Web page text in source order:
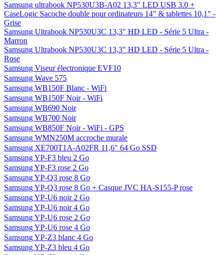
Samsung ultrabook NP530U3B-A02 13,3" LED USB 3.0 +
CaseLogic Sacoche double pour ordinateurs 14" & tablettes 10,1" -
Grise
Samsung Ultrabook NP530U3C 13,3" HD LED - Série 5 Ultra -
Marron
Samsung Ultrabook NP530U3C 13,3" HD LED - Série 5 Ultra -
Rose
Samsung Viseur électronique EVF10
Samsung Wave 575
Samsung WB150F Blanc - WiFi
Samsung WB150F Noir - WiFi
Samsung WB690 Noir
Samsung WB700 Noir
Samsung WB850F Noir - WiFi - GPS
Samsung WMN250M accroche murale
Samsung XE700T1A-A02FR 11,6" 64 Go SSD
Samsung YP-F3 bleu 2 Go
Samsung YP-F3 rose 2 Go
Samsung YP-Q3 rose 8 Go
Samsung YP-Q3 rose 8 Go + Casque JVC HA-S155-P rose
Samsung YP-U6 noir 2 Go
Samsung YP-U6 noir 4 Go
Samsung YP-U6 rose 2 Go
Samsung YP-U6 rose 4 Go
Samsung YP-Z3 blanc 4 Go
Samsung YP-Z3 bleu 4 Go